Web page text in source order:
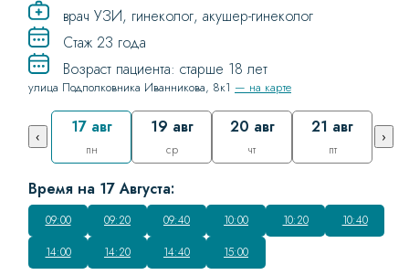
врач УЗИ, гинеколог, акушер-гинеколог
Стаж 23 года
Возраст пациента: старше 18 лет
улица Подполковника Иванникова, 8к1 — на карте
‹ 17 авг
пн
19 авг
ср
20 авг
чт
21 авг
пт
›
Время на 17 Августа:
09:00 09:20 09:40 10:00 10:20
10:40
14:00
14:20 14:40 15:00